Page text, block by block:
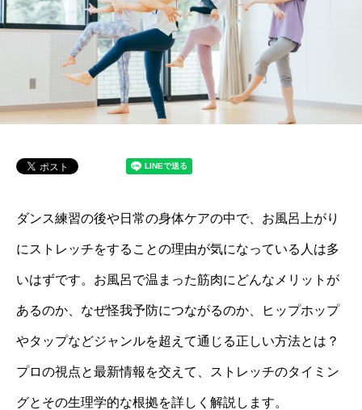
ダンス練習の後や日常の身体ケアの中で、お風呂上がり
にストレッチをすることの理由が気になっている人は多
いはずです。お風呂で温まった筋肉にどんなメリットが
あるのか、なぜ怪我予防につながるのか、ヒップホップ
やタップなどジャンルを超えて通じる正しい方法とは？
プロの視点と最新情報を交えて、ストレッチのタイミン
グとその生理学的な根拠を詳しく解説します。